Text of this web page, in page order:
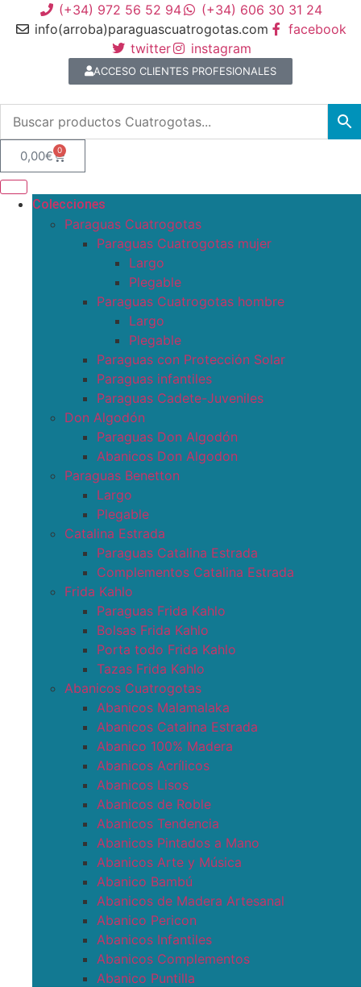
(+34) 972 56 52 94
(+34) 606 30 31 24
info(arroba)paraguascuatrogotas.com
facebook
twitter
instagram
ACCESO CLIENTES PROFESIONALES
0,00€ 0
Colecciones
Paraguas Cuatrogotas
Paraguas Cuatrogotas mujer
Largo
Plegable
Paraguas Cuatrogotas hombre
Largo
Plegable
Paraguas con Protección Solar
Paraguas infantiles
Paraguas Cadete-Juveniles
Don Algodón
Paraguas Don Algodón
Abanicos Don Algodon
Paraguas Benetton
Largo
Plegable
Catalina Estrada
Paraguas Catalina Estrada
Complementos Catalina Estrada
Frida Kahlo
Paraguas Frida Kahlo
Bolsas Frida Kahlo
Porta todo Frida Kahlo
Tazas Frida Kahlo
Abanicos Cuatrogotas
Abanicos Malamalaka
Abanicos Catalina Estrada
Abanico 100% Madera
Abanicos Acrílicos
Abanicos Lisos
Abanicos de Roble
Abanicos Tendencia
Abanicos Pintados a Mano
Abanicos Arte y Música
Abanico Bambú
Abanicos de Madera Artesanal
Abanico Pericon
Abanicos Infantiles
Abanicos Complementos
Abanico Puntilla